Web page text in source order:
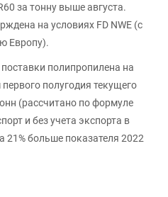
за тонну выше августа.
на условиях FD NWE (с
Европу).
поставки полипропилена на
полугодия текущего
(рассчитано по формуле
и без учета экспорта в
21% больше показателя 2022